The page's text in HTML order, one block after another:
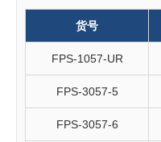
货号
FPS-1057-UR
FPS-3057-5
FPS-3057-6